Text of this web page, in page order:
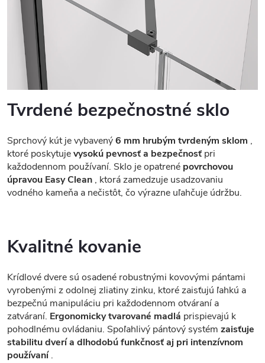
Tvrdené bezpečnostné sklo
Sprchový kút je vybavený6 mm hrubým tvrdeným sklom ,
ktoré poskytujevysokú pevnosť a bezpečnosť pri
každodennom používaní. Sklo je opatrené povrchovou
úpravou Easy Clean , ktorá zamedzuje usadzovaniu
vodného kameňa a nečistôt, čo výrazne uľahčuje údržbu.
Kvalitné kovanie
Krídlové dvere sú osadené robustnými kovovými pántami
vyrobenými z odolnej zliatiny zinku, ktoré zaisťujú ľahkú a
bezpečnú manipuláciu pri každodennom otváraní a
zatváraní. Ergonomicky tvarované madlá prispievajú k
pohodlnému ovládaniu. Spoľahlivý pántový systém zaisťuje
stabilitu dverí a dlhodobú funkčnosť aj pri intenzívnom
používaní.